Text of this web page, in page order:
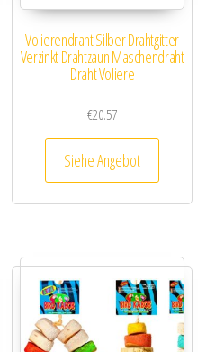
Volierendraht Silber Drahtgitter
Verzinkt Drahtzaun Maschendraht
Draht Voliere
€20.57
Siehe Angebot